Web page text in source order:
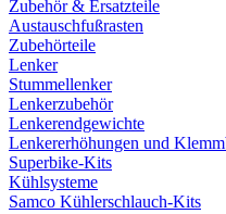
Zubehör & Ersatzteile
Austauschfußrasten
Zubehörteile
Lenker
Stummellenker
Lenkerzubehör
Lenkerendgewichte
Lenkererhöhungen und
Superbike-Kits
Kühlsysteme
Samco Kühlerschlauch-Kits